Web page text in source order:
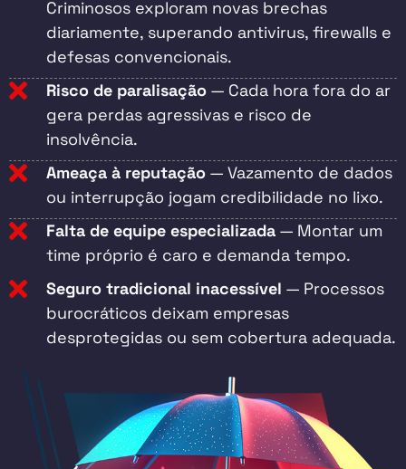
Criminosos exploram novas brechas
diariamente, superando antivirus, firewalls e
defesas convencionais.
Risco de paralisação — Cada hora fora do ar
gera perdas agressivas e risco de
insolvência.
Ameaça à reputação — Vazamento de dados
ou interrupção jogam credibilidade no lixo.
Falta de equipe especializada — Montar um
time próprio é caro e demanda tempo.
Seguro tradicional inacessível — Processos
burocráticos deixam empresas
desprotegidas ou sem cobertura adequada.